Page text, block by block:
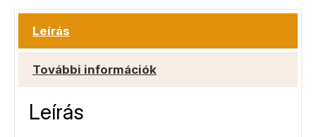
Leírás
További információk
Leírás